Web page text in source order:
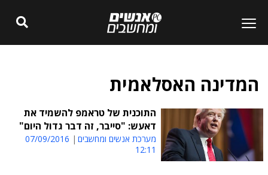
המדינה האסלאמית
התוכנית של טראמפ להשמיד את
דאעש: "סייבר, זה דבר גדול היום"
מערכת אנשים ומחשבים
07/09/2016
12:11